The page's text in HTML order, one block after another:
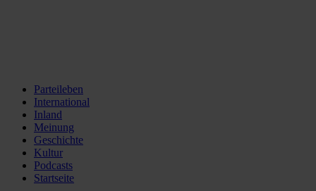
Parteileben
International
Inland
Meinung
Geschichte
Kultur
Podcasts
Startseite